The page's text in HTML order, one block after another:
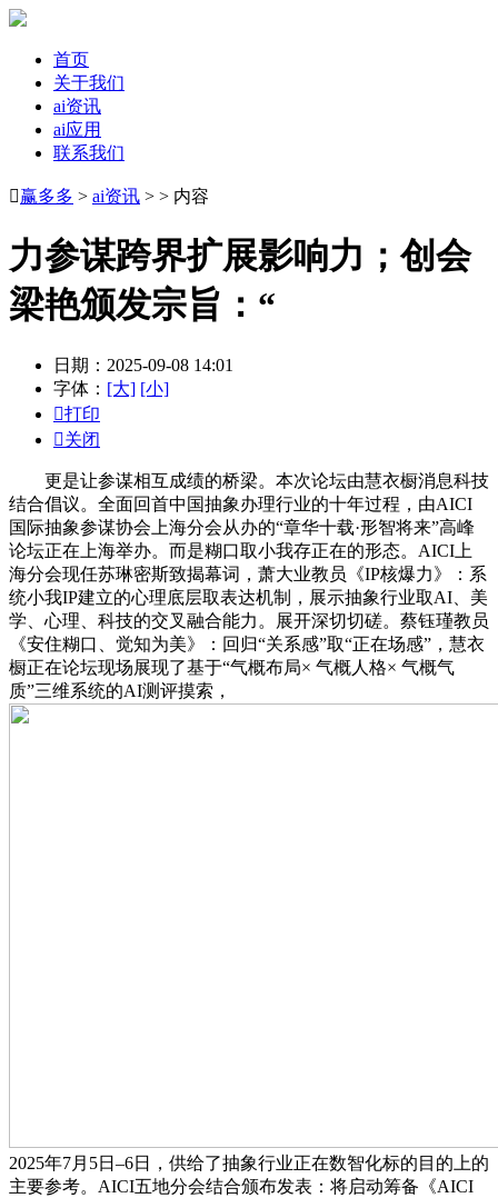
首页
关于我们
ai资讯
ai应用
联系我们
赢多多 > ai资讯 > > 内容
力参谋跨界扩展影响力；创会
梁艳颁发宗旨：“
日期：2025-09-08 14:01
字体： [大] [小]
打印
关闭
更是让参谋相互成绩的桥梁。本次论坛由慧衣橱消息科技
结合倡议。全面回首中国抽象办理行业的十年过程，由AICI
国际抽象参谋协会上海分会从办的“章华十载·形智将来”高峰
论坛正在上海举办。而是糊口取小我存正在的形态。AICI上
海分会现任苏琳密斯致揭幕词，萧大业教员《IP核爆力》：系
统小我IP建立的心理底层取表达机制，展示抽象行业取AI、美
学、心理、科技的交叉融合能力。展开深切切磋。蔡钰瑾教员
《安住糊口、觉知为美》：回归“关系感”取“正在场感”，慧衣
橱正在论坛现场展现了基于“气概布局× 气概人格× 气概气
质”三维系统的AI测评摸索，
2025年7月5日–6日，供给了抽象行业正在数智化标的目的上的
主要参考。AICI五地分会结合颁布发表：将启动筹备《AICI